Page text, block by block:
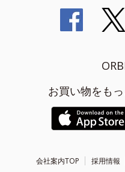
お買い物をも
会社案内TOP 採用情報